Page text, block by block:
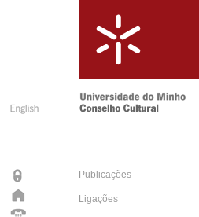
Publicações
Ligações